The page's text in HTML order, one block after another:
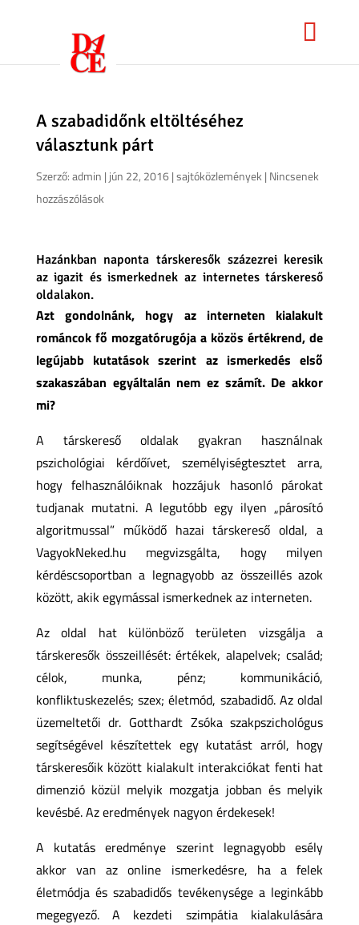
A szabadidőnk eltöltéséhez
választunk párt
Szerző:admin | jún 22, 2016|sajtóközlemények | Nincsenek
hozzászólások
Hazánkban naponta társkeresők százezrei keresik
az igazit és ismerkednek az internetes társkereső
oldalakon.
Azt gondolnánk, hogy az interneten kialakult
románcok fő mozgatórugója a közös értékrend, de
legújabb kutatások szerint az ismerkedés első
szakaszában egyáltalán nem ez számít. De akkor
mi?
A társkereső oldalak gyakran használnak
pszichológiai kérdőívet, személyiségtesztet arra,
hogy felhasználóiknak hozzájuk hasonló párokat
tudjanak mutatni. A legutóbb egy ilyen „párosító
algoritmussal” működő hazai társkereső oldal, a
VagyokNeked.hu megvizsgálta, hogy milyen
kérdéscsoportban a legnagyobb az összeillés azok
között, akik egymással ismerkednek az interneten.
Az oldal hat különböző területen vizsgálja a
társkeresők összeillését: értékek, alapelvek; család;
célok, munka, pénz; kommunikáció,
konfliktuskezelés; szex; életmód, szabadidő. Az oldal
üzemeltetői dr. Gotthardt Zsóka szakpszichológus
segítségével készítettek egy kutatást arról, hogy
társkeresőik között kialakult interakciókat fenti hat
dimenzió közül melyik mozgatja jobban és melyik
kevésbé. Az eredmények nagyon érdekesek!
A kutatás eredménye szerint legnagyobb esély
akkor van az online ismerkedésre, ha a felek
életmódja és szabadidős tevékenysége a leginkább
megegyező. A kezdeti szimpátia kialakulására